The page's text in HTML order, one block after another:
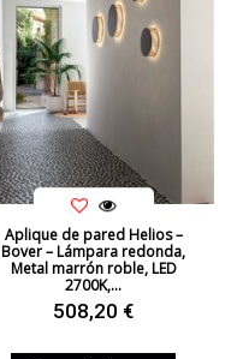
Aplique de pared Helios –
Bover – Lámpara redonda,
Metal marrón roble, LED
2700K,...
508,20 €